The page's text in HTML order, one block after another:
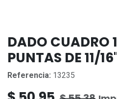
DADO CUADRO
PUNTAS DE 11/
Referencia: 13235